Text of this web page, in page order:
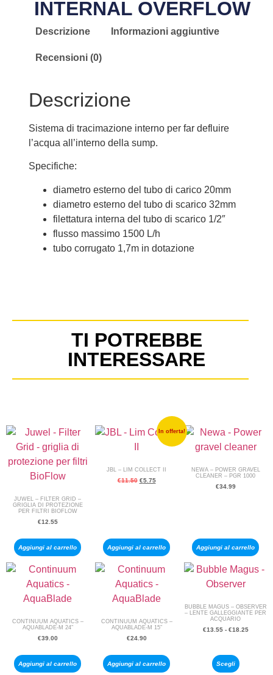
INTERNAL OVERFLOW
Descrizione Informazioni aggiuntive
Recensioni (0)
Descrizione
Sistema di tracimazione interno per far defluire
l’acqua all’interno della sump.
Specifiche:
diametro esterno del tubo di carico 20mm
diametro esterno del tubo di scarico 32mm
filettatura interna del tubo di scarico 1/2″
flusso massimo 1500 L/h
tubo corrugato 1,7m in dotazione
TI POTREBBE
INTERESSARE
JUWEL – FILTER GRID –
GRIGLIA DI PROTEZIONE
PER FILTRI BIOFLOW
€12.55
Aggiungi al carrello
In offerta!
JBL – LIM COLLECT II
€11.50 €5.75
Aggiungi al carrello
NEWA – POWER GRAVEL
CLEANER – PGR 1000
€34.99
Aggiungi al carrello
CONTINUUM AQUATICS –
AQUABLADE-M 24″
€39.00
Aggiungi al carrello
CONTINUUM AQUATICS –
AQUABLADE-M 15″
€24.90
Aggiungi al carrello
BUBBLE MAGUS – OBSERVER
– LENTE GALLEGGIANTE PER
ACQUARIO
€13.55 - €18.25
Scegli